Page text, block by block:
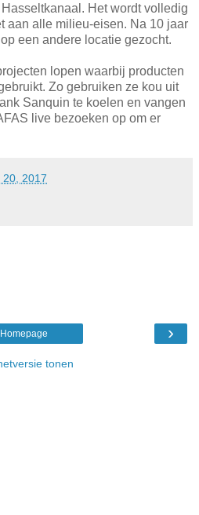
Het wordt volledig
aan alle milieu-eisen. Na 10 jaar
een andere locatie gezocht.
lopen waarbij producten
Zo gebruiken ze kou uit
Sanquin te koelen en vangen
live bezoeken op om er
2017
›
Homepage
tonen